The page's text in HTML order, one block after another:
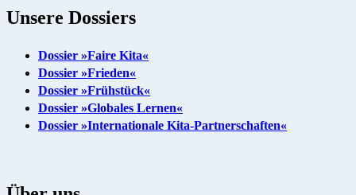
Unsere Dossiers
Dossier »Faire Kita«
Dossier »Frieden«
Dossier »Frühstück«
Dossier »Globales Lernen«
Dossier »Internationale Kita-Partnerschaften«